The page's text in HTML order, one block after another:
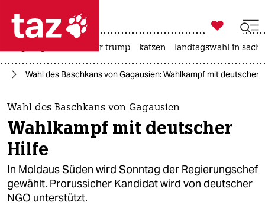
 taz zahl ich
taz zahl ich
themen
politik
öko
gesellschaft

taz zahl ich
usa unter trump katzen landtagswahl in
Wahl des Baschkans von Gagausien: Wahl­kampf mit deutscher
Wahl des Baschkans von Gagausien
Wahl­kampf mit deutscher
Hilfe
In Moldaus Süden wird Sonntag der Regierungschef
gewählt. Prorussicher Kandidat wird von deutscher
NGO unterstützt.